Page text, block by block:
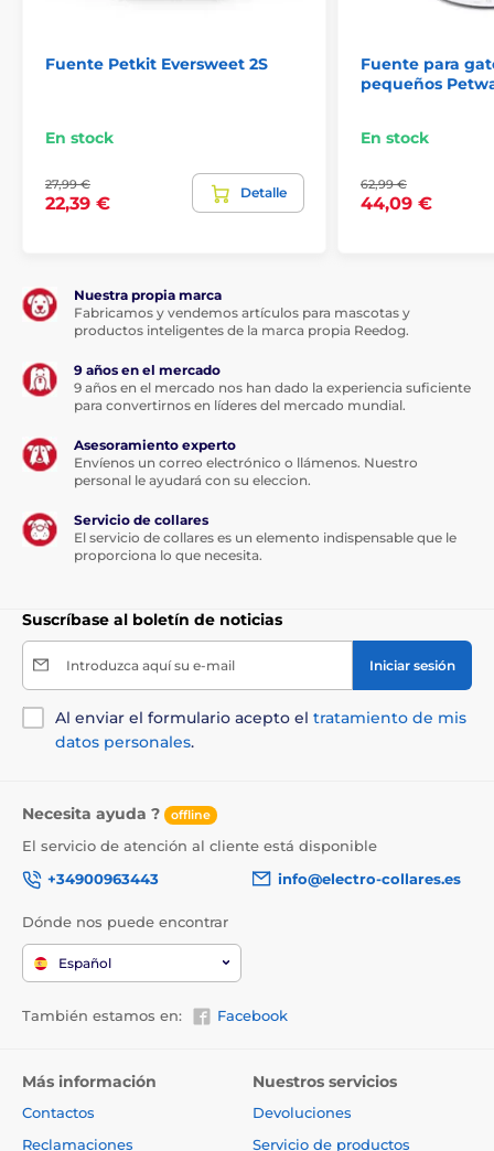
Fuente Petkit Eversweet 2S
En stock
27,99 €
22,39 €
Detalle
Fuente para
pequeños
En stock
62,99 €
44,09 €
Nuestra propia marca
Fabricamos y vendemos artículos para mascotas y
productos inteligentes de la marca propia Reedog.
9 años en el mercado
9 años en el mercado nos han dado la experiencia suficiente
para convertirnos en líderes del mercado mundial.
Asesoramiento experto
Envíenos un correo electrónico o llámenos. Nuestro
personal le ayudará con su eleccion.
Servicio de collares
El servicio de collares es un elemento indispensable que le
proporciona lo que necesita.
Suscríbase al boletín de noticias
Introduzca aquí su e-mail Iniciar sesión
Al enviar el formulario acepto el tratamiento de mis
datos personales.
Necesita ayuda ? offline
El servicio de atención al cliente está disponible
+34900963443
info@electro-collares.es
Dónde nos puede encontrar
Español
También estamos en: Facebook
Más información
Contactos
Reclamaciones
Nuestros servicios
Devoluciones
Servicio de productos